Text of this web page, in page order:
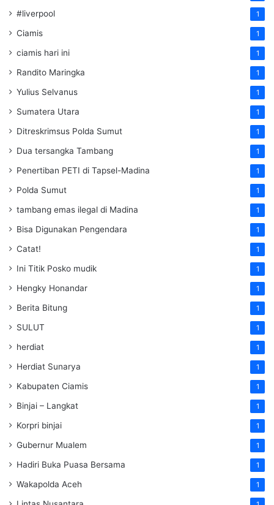
#liverpool 1
Ciamis 1
ciamis hari ini 1
Randito Maringka 1
Yulius Selvanus 1
Sumatera Utara 1
Ditreskrimsus Polda Sumut 1
Dua tersangka Tambang 1
Penertiban PETI di Tapsel-Madina 1
Polda Sumut 1
tambang emas ilegal di Madina 1
Bisa Digunakan Pengendara 1
Catat! 1
Ini Titik Posko mudik 1
Hengky Honandar 1
Berita Bitung 1
SULUT 1
herdiat 1
Herdiat Sunarya 1
Kabupaten Ciamis 1
Binjai – Langkat 1
Korpri binjai 1
Gubernur Mualem 1
Hadiri Buka Puasa Bersama 1
Wakapolda Aceh 1